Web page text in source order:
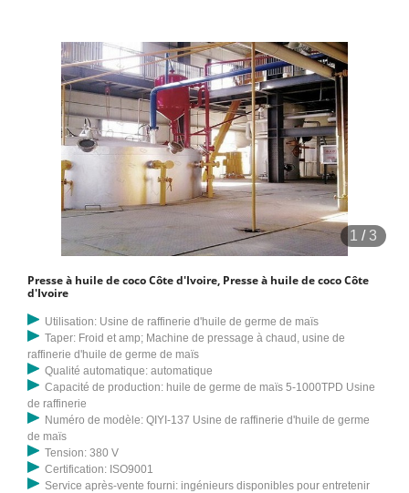
1 /3
Presse à huile de coco Côte d'Ivoire, Presse à huile de coco Côte
d'Ivoire
Utilisation: Usine de raffinerie d'huile de germe de maïs
Taper: Froid et amp; Machine de pressage à chaud, usine de
raffinerie d'huile de germe de maïs
Qualité automatique: automatique
Capacité de production: huile de germe de maïs 5-1000TPD Usine
de raffinerie
Numéro de modèle: QIYI-137 Usine de raffinerie d'huile de germe
de maïs
Tension: 380 V
Certification: ISO9001
Service après-vente fourni: ingénieurs disponibles pour entretenir